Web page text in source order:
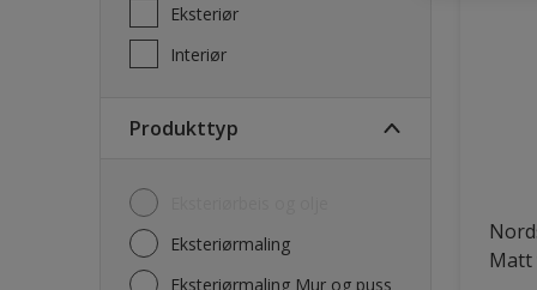
Eksteriør
Interiør
Produkttyp
Eksteriørmaling
Eksteriørmaling Mur og puss
Matt